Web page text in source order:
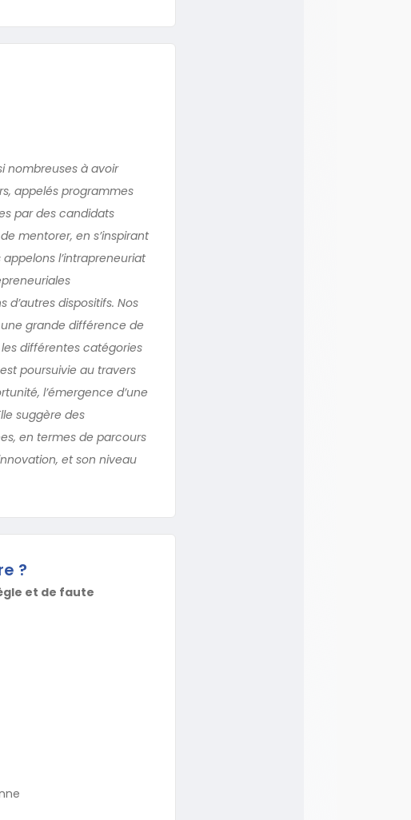
nombreuses à avoir
appelés programmes
par des candidats
mentorer, en s’inspirant
l’intrapreneuriat
dispositifs. Nos
grande différence de
différentes catégories
poursuivie au travers
l’émergence d’une
suggère des
en termes de parcours
et son niveau
?
et de faute